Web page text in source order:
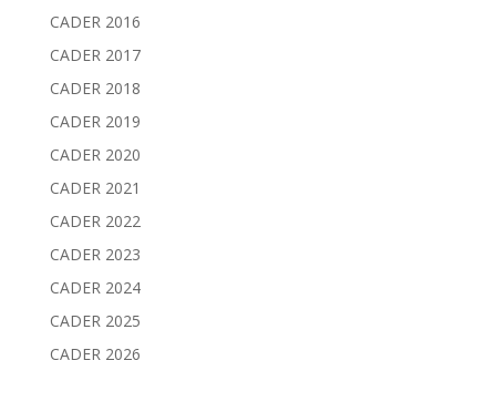
CADER 2016
CADER 2017
CADER 2018
CADER 2019
CADER 2020
CADER 2021
CADER 2022
CADER 2023
CADER 2024
CADER 2025
CADER 2026